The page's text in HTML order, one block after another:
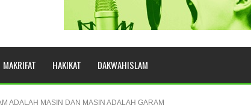
MAKRIFAT HAKIKAT DAKWAHISLAM
ADALAH MASIN DAN MASIN ADALAH GARAM